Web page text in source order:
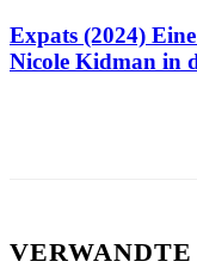
Expats (2024)
Nicole Kidman in
VERWANDTE